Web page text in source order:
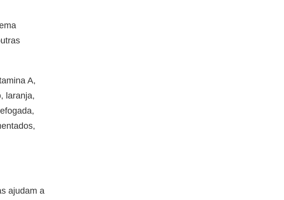
A,
laranja,
ajudam a